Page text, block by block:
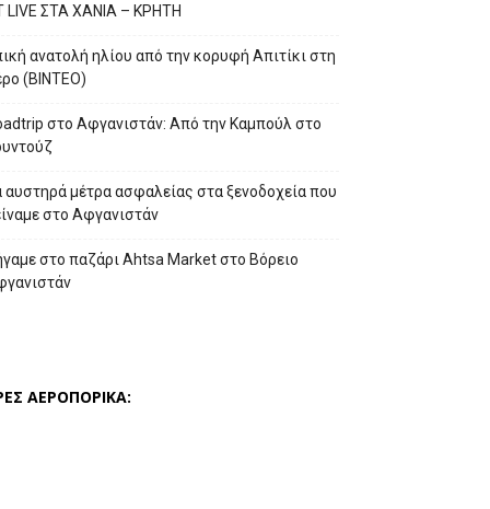
LIVE ΣΤΑ ΧΑΝΙΑ – ΚΡΗΤΗ
ανατολή ηλίου από την κορυφή Απιτίκι στη
(ΒΙΝΤΕΟ)
στο Αφγανιστάν: Από την Καμπούλ στο
αυστηρά μέτρα ασφαλείας στα ξενοδοχεία που
στο Αφγανιστάν
στο παζάρι Ahtsa Market στο Βόρειο
ΑΕΡΟΠΟΡΙΚΑ: